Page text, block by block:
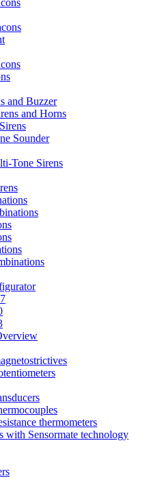
and Buzzer
and Horns
Sounder
Tone Sirens
thermometers
with Sensormate technology